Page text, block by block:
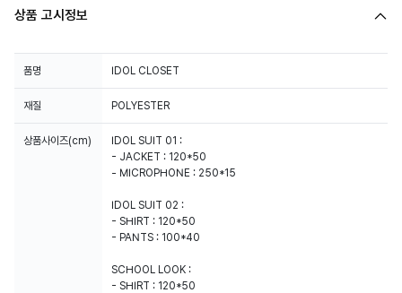
상품 고시정보
품명 IDOL CLOSET
재질 POLYESTER
상품사이즈(cm)
IDOL SUIT 01 :
- JACKET : 120*50
- MICROPHONE : 250*15
IDOL SUIT 02 :
- SHIRT : 120*50
- PANTS : 100*40
SCHOOL LOOK :
- SHIRT : 120*50